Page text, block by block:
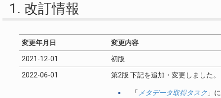
1. 改訂情報
変更年月日 変更内容
2021-12-01 初版
2022-06-01 第2版 下記を追加・変更しました。
「 メタデータ取得タスク」